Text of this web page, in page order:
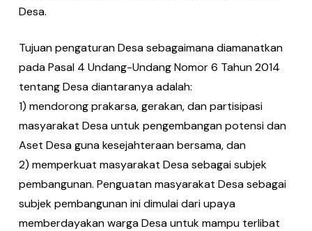
Desa.
Tujuan pengaturan Desa sebagaimana diamanatkan
pada Pasal 4 Undang-Undang Nomor 6 Tahun 2014
tentang Desa diantaranya adalah:
1) mendorong prakarsa, gerakan, dan partisipasi
masyarakat Desa untuk pengembangan potensi dan
Aset Desa guna kesejahteraan bersama, dan
2) memperkuat masyarakat Desa sebagai subjek
pembangunan. Penguatan masyarakat Desa sebagai
subjek pembangunan ini dimulai dari upaya
memberdayakan warga Desa untuk mampu terlibat